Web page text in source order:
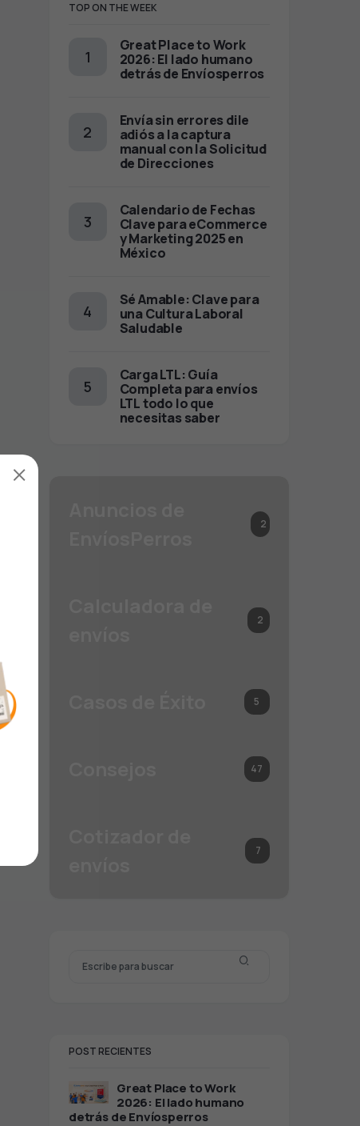
TOP ON THE WEEK
Great Place to Work
2026: El lado humano
detrás de Envíosperros
Envía sin errores dile
adiós a la captura
manual con la Solicitud
de Direcciones
Calendario de Fechas
Clave para eCommerce
y Marketing 2025 en
México
Sé Amable: Clave para
una Cultura Laboral
Saludable
Carga LTL: Guía
Completa para envíos
LTL todo lo que
necesitas saber
2
2
5
47
7
POST RECIENTES
Great Place to Work
2026: El lado humano
detrás de Envíosperros
×